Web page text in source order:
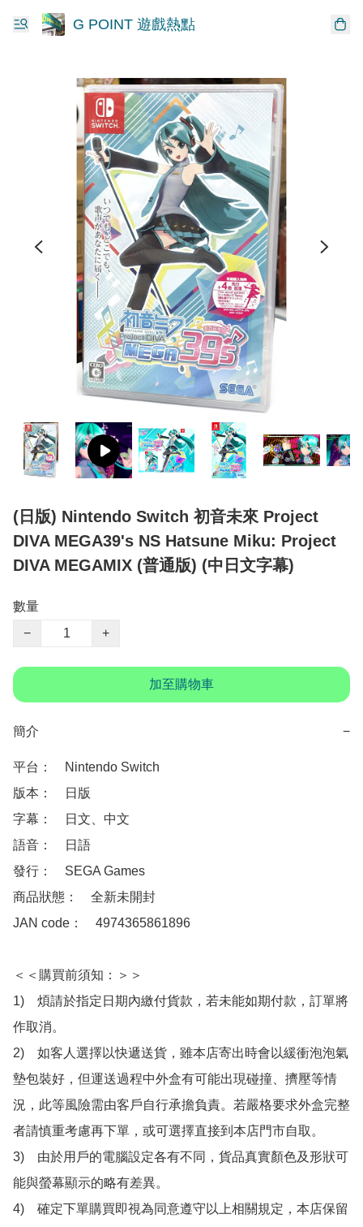
G POINT 遊戲熱點
(日版) Nintendo Switch 初音未來 Project
DIVA MEGA39's NS Hatsune Miku: Project
DIVA MEGAMIX (普通版) (中日文字幕)
數量
−
+
加至購物車
簡介 −
平台：　Nintendo Switch
版本：　日版
字幕：　日文、中文
語音：　日語
發行：　SEGA Games
商品狀態：　全新未開封
JAN code：　4974365861896
＜＜購買前須知：＞＞
1)　煩請於指定日期內繳付貨款，若未能如期付款，訂單將
作取消。
2)　如客人選擇以快遞送貨，雖本店寄出時會以緩衝泡泡氣
墊包裝好，但運送過程中外盒有可能出現碰撞、擠壓等情
況，此等風險需由客戶自行承擔負責。若嚴格要求外盒完整
者請慎重考慮再下單，或可選擇直接到本店門市自取。
3)　由於用戶的電腦設定各有不同，貨品真實顏色及形狀可
能與螢幕顯示的略有差異。
4)　確定下單購買即視為同意遵守以上相關規定，本店保留